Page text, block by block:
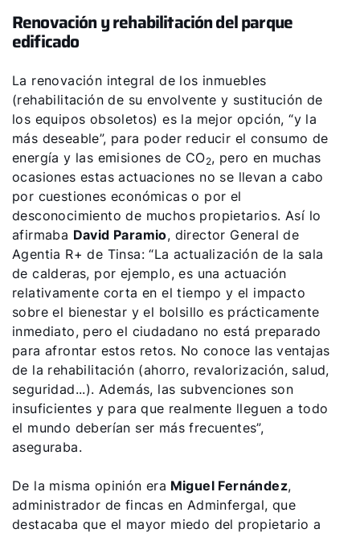
Renovación y rehabilitación del parque
edificado
La renovación integral de los inmuebles
(rehabilitación de su envolvente y sustitución de
los equipos obsoletos) es la mejor opción, “y la
más deseable”, para poder reducir el consumo de
energía y las emisiones de CO2, pero en muchas
ocasiones estas actuaciones no se llevan a cabo
por cuestiones económicas o por el
desconocimiento de muchos propietarios. Así lo
afirmaba David Paramio, director General de
Agentia R+ de Tinsa: “La actualización de la sala
de calderas, por ejemplo, es una actuación
relativamente corta en el tiempo y el impacto
sobre el bienestar y el bolsillo es prácticamente
inmediato, pero el ciudadano no está preparado
para afrontar estos retos. No conoce las ventajas
de la rehabilitación (ahorro, revalorización, salud,
seguridad...). Además, las subvenciones son
insuficientes y para que realmente lleguen a todo
el mundo deberían ser más frecuentes”,
aseguraba.
De la misma opinión era Miguel Fernández,
administrador de fincas en Adminfergal, que
destacaba que el mayor miedo del propietario a